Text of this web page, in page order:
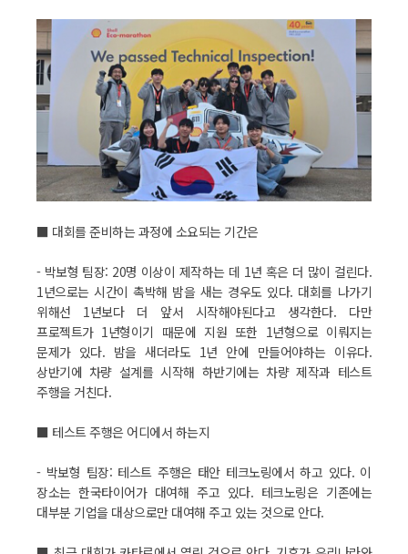
■ 대회를 준비하는 과정에 소요되는 기간은
- 박보형 팀장: 20명 이상이 제작하는 데 1년 혹은 더 많이 걸린다.
1년으로는 시간이 촉박해 밤을 새는 경우도 있다. 대회를 나가기
위해선 1년보다 더 앞서 시작해야된다고 생각한다. 다만
프로젝트가 1년형이기 때문에 지원 또한 1년형으로 이뤄지는
문제가 있다. 밤을 새더라도 1년 안에 만들어야하는 이유다.
상반기에 차량 설계를 시작해 하반기에는 차량 제작과 테스트
주행을 거친다.
■ 테스트 주행은 어디에서 하는지
- 박보형 팀장: 테스트 주행은 태안 테크노링에서 하고 있다. 이
장소는 한국타이어가 대여해 주고 있다. 테크노링은 기존에는
대부분 기업을 대상으로만 대여해 주고 있는 것으로 안다.